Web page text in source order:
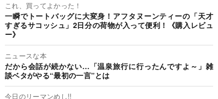
これ、買ってよかった！
一瞬でトートバッグに大変身！アフタヌーンティーの「天才
すぎるサコッシュ」2日分の荷物が入って便利！《購入レビュ
ー》
ニュースな本
だから会話が続かない…「温泉旅行に行ったんですよ～」雑
談ベタがやる“最初の一言”とは
今日のリーマンめし!!